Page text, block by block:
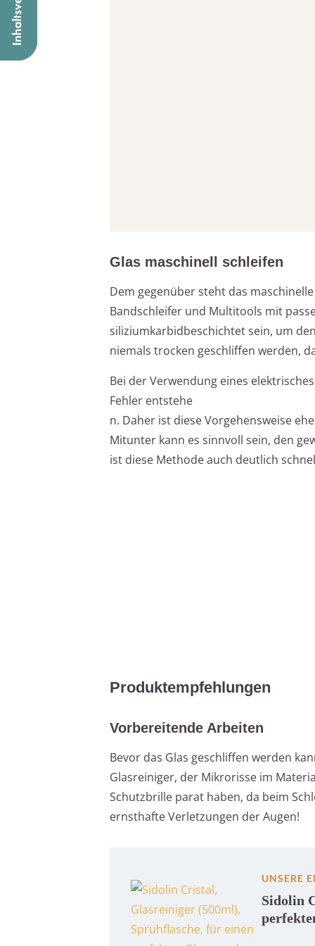
Glas maschinell schleifen
Dem gegenüber steht das
Bandschleifer und Multitools mit
siliziumkarbidbeschichtet sein, um
niemals trocken geschliffen werden,
Bei der Verwendung eines
Fehler entstehe
n. Daher ist diese Vorgehensweise
Mitunter kann es sinnvoll sein, den
ist diese Methode auch deutlich
Produktempfehlungen
Vorbereitende Arbeiten
Bevor das Glas geschliffen werden
Glasreiniger, der Mikrorisse im
Schutzbrille parat haben, da beim
ernsthafte Verletzungen der Augen!
UNSERE
Sidolin